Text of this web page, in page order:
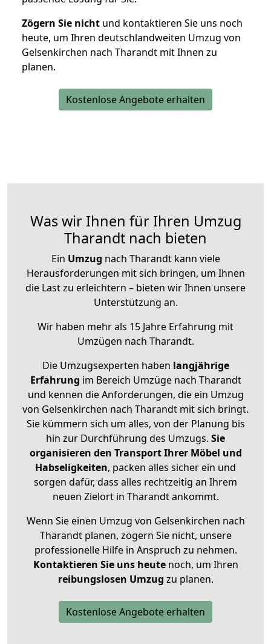
Zögern Sie nicht und kontaktieren Sie uns noch
heute, um Ihren deutschlandweiten Umzug von
Gelsenkirchen nach Tharandt mit Ihnen zu
planen.
Kostenlose Angebote erhalten
Was wir Ihnen für Ihren Umzug
Tharandt nach bieten
Ein Umzug nach Tharandt kann viele
Herausforderungen mit sich bringen, um Ihnen
die Last zu erleichtern – bieten wir Ihnen unsere
Unterstützung an.
Wir haben mehr als 15 Jahre Erfahrung mit
Umzügen nach Tharandt.
Die Umzugsexperten haben langjährige
Erfahrung im Bereich Umzüge nach Tharandt
und kennen die Anforderungen, die ein Umzug
von Gelsenkirchen nach Tharandt mit sich bringt.
Sie kümmern sich um alles, von der Planung bis
hin zur Durchführung des Umzugs. Sie
organisieren den Transport Ihrer Möbel und
Habseligkeiten, packen alles sicher ein und
sorgen dafür, dass alles rechtzeitig an Ihrem
neuen Zielort in Tharandt ankommt.
Wenn Sie einen Umzug von Gelsenkirchen nach
Tharandt planen, zögern Sie nicht, unsere
professionelle Hilfe in Anspruch zu nehmen.
Kontaktieren Sie uns heutenoch, um Ihren
reibungslosen Umzug zu planen.
Kostenlose Angebote erhalten